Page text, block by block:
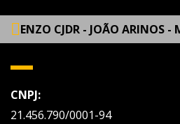
ENZO CJDR - JOÃO ARINOS -
CNPJ:
21.456.790/0001-94